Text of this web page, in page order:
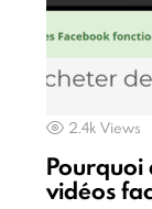
2.4k Views
Pourquoi
vidéos